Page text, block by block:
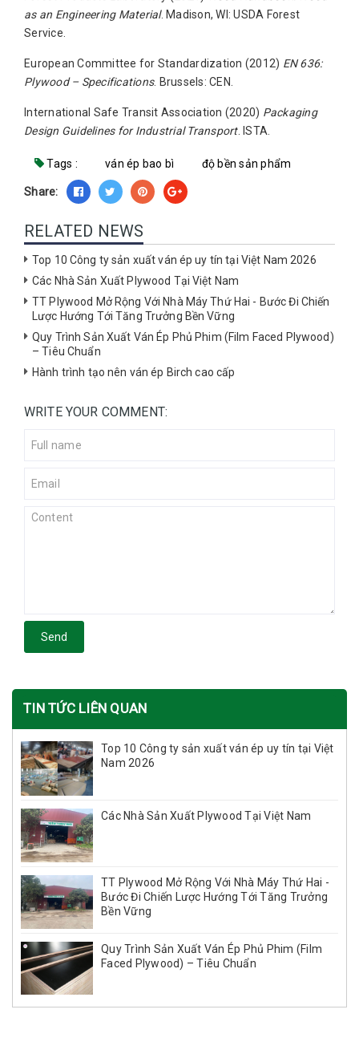
as an Engineering Material. Madison, WI: USDA Forest
Service.
European Committee for Standardization (2012) EN 636:
Plywood – Specifications. Brussels: CEN.
International Safe Transit Association (2020) Packaging
Design Guidelines for Industrial Transport. ISTA.
Tags : ván ép bao bì độ bền sản phẩm
Share:
RELATED NEWS
Top 10 Công ty sản xuất ván ép uy tín tại Việt Nam 2026
Các Nhà Sản Xuất Plywood Tại Việt Nam
TT Plywood Mở Rộng Với Nhà Máy Thứ Hai - Bước Đi Chiến
Lược Hướng Tới Tăng Trưởng Bền Vững
Quy Trình Sản Xuất Ván Ép Phủ Phim (Film Faced Plywood)
– Tiêu Chuẩn
Hành trình tạo nên ván ép Birch cao cấp
WRITE YOUR COMMENT:
Send
TIN TỨC LIÊN QUAN
Top 10 Công ty sản xuất ván ép uy tín tại Việt
Nam 2026
Các Nhà Sản Xuất Plywood Tại Việt Nam
TT Plywood Mở Rộng Với Nhà Máy Thứ Hai -
Bước Đi Chiến Lược Hướng Tới Tăng Trưởng
Bền Vững
Quy Trình Sản Xuất Ván Ép Phủ Phim (Film
Faced Plywood) – Tiêu Chuẩn